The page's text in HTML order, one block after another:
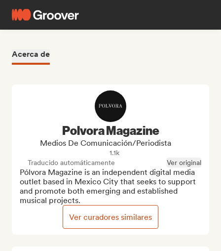
Acerca de
Polvora Magazine
Medios De Comunicación/Periodista
1.1k
Traducido automáticamente
Ver original
Pólvora Magazine is an independent digital media
outlet based in Mexico City that seeks to support
and promote both emerging and established
musical projects.
Ver curadores similares